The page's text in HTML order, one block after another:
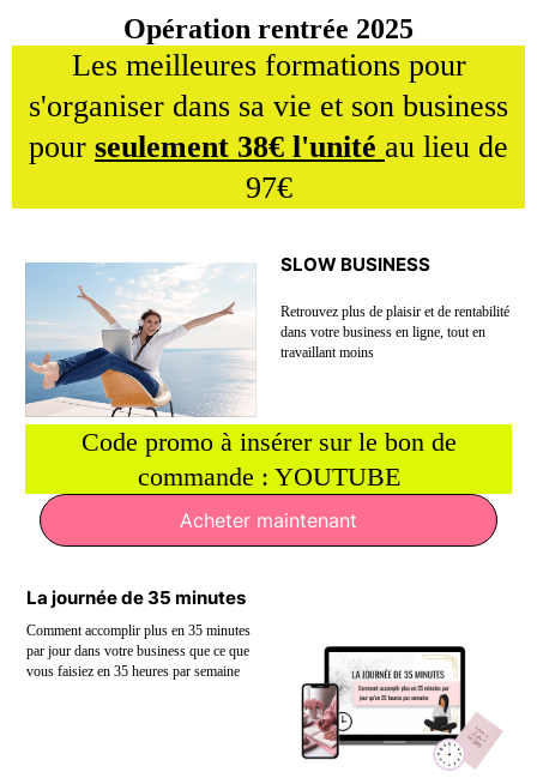
Opération rentrée 2025
Les meilleures formations pour
s'organiser dans sa vie et son business
pour seulement 38€ l'unité au lieu de
97€
SLOW BUSINESS
Retrouvez plus de plaisir et de rentabilité
dans votre business en ligne, tout en
travaillant moins
Code promo à insérer sur le bon de
commande : YOUTUBE
Acheter maintenant
La journée de 35 minutes
Comment accomplir plus en 35 minutes
par jour dans votre business que ce que
vous faisiez en 35 heures par semaine